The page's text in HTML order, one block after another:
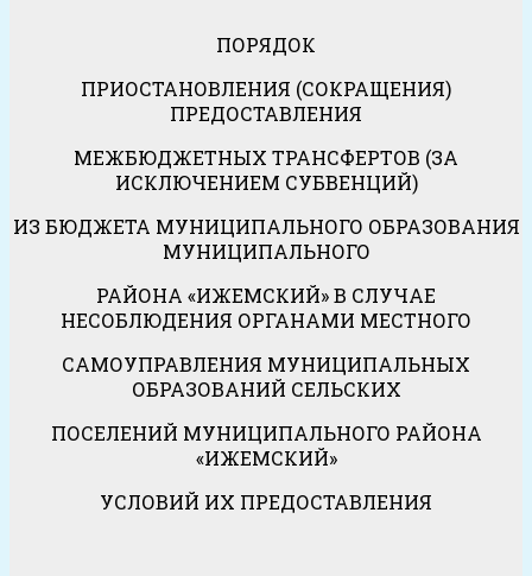
ПОРЯДОК
ПРИОСТАНОВЛЕНИЯ (СОКРАЩЕНИЯ)
ПРЕДОСТАВЛЕНИЯ
МЕЖБЮДЖЕТНЫХ ТРАНСФЕРТОВ (ЗА
ИСКЛЮЧЕНИЕМ СУБВЕНЦИЙ)
ИЗ БЮДЖЕТА МУНИЦИПАЛЬНОГО ОБРАЗОВАНИЯ
МУНИЦИПАЛЬНОГО
РАЙОНА «ИЖЕМСКИЙ» В СЛУЧАЕ
НЕСОБЛЮДЕНИЯ ОРГАНАМИ МЕСТНОГО
САМОУПРАВЛЕНИЯ МУНИЦИПАЛЬНЫХ
ОБРАЗОВАНИЙ СЕЛЬСКИХ
ПОСЕЛЕНИЙ МУНИЦИПАЛЬНОГО РАЙОНА
«ИЖЕМСКИЙ»
УСЛОВИЙ ИХ ПРЕДОСТАВЛЕНИЯ